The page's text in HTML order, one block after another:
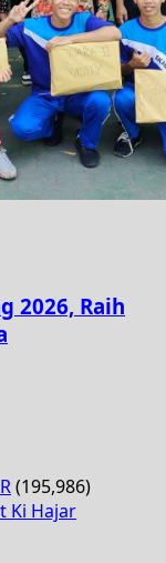
2026, Raih
(195,986)
Ki Hajar